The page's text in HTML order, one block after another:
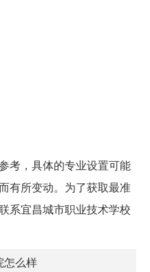
考，具体的专业设置可能
有所变动。为了获取最准
系宜昌城市职业技术学校
怎么样